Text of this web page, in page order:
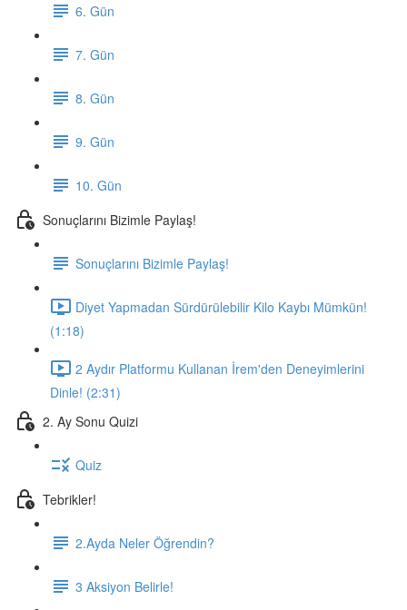
6. Gün
7. Gün
8. Gün
9. Gün
10. Gün
Sonuçlarını Bizimle Paylaş!
Sonuçlarını Bizimle Paylaş!
Diyet Yapmadan Sürdürülebilir Kilo Kaybı Mümkün!
(1:18)
2 Aydır Platformu Kullanan İrem'den Deneyimlerini
Dinle! (2:31)
2. Ay Sonu Quizi
Quiz
Tebrikler!
2.Ayda Neler Öğrendin?
3 Aksiyon Belirle!